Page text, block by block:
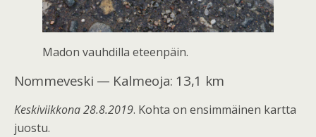
Madon vauhdilla eteenpäin.
Nommeveski — Kalmeoja: 13,1 km
Keskiviikkona 28.8.2019. Kohta on ensimmäinen kartta
juostu.